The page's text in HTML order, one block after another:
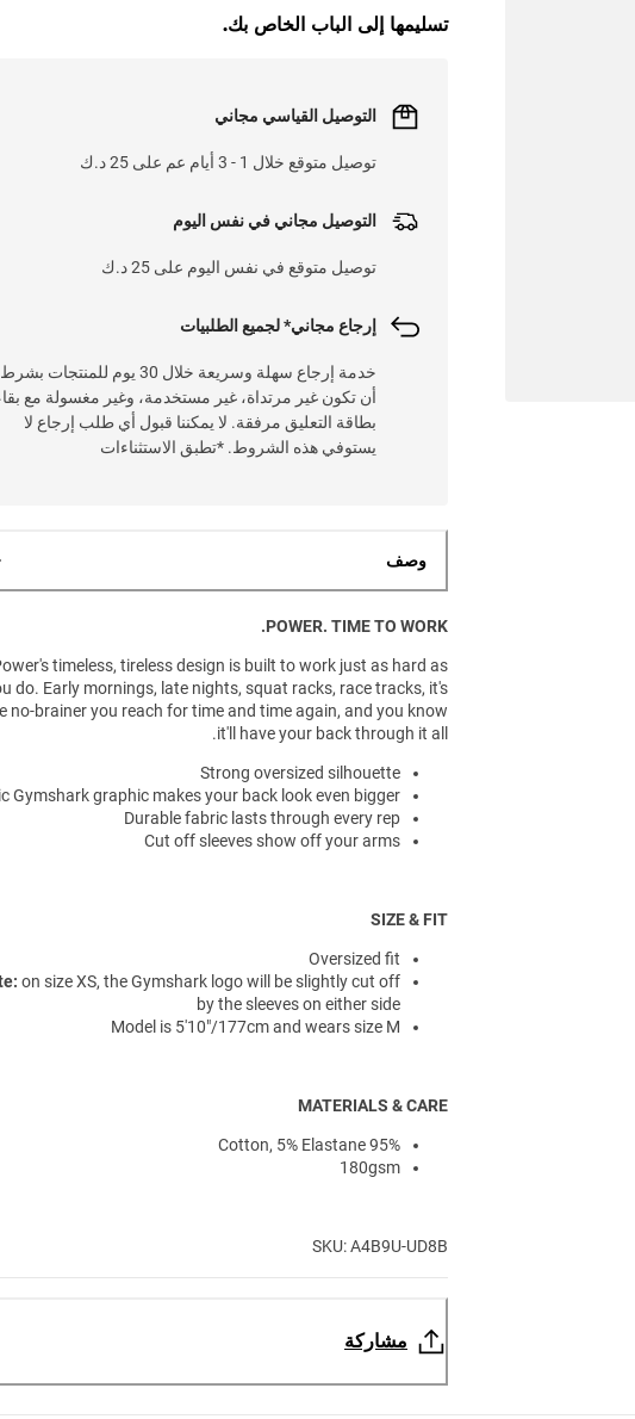
تسليمها إلى الباب الخاص بك.
التوصيل القياسي مجاني
توصيل متوقع خلال 1 - 3 أيام عم على 25 د.ك
التوصيل مجاني في نفس اليوم
توصيل متوقع في نفس اليوم على 25 د.ك
إرجاع مجاني* لجميع الطلبيات
خدمة إرجاع سهلة وسريعة خلال 30 يوم للمنتجات بشرط
أن تكون غير مرتداة، غير مستخدمة، وغير مغسولة مع
بطاقة التعليق مرفقة. لا يمكننا قبول أي طلب إرجاع لا
يستوفي هذه الشروط. *تطبق الاستثناءات
وصف
POWER. TIME TO WORK.
timeless, tireless design is built to work just as hard as
do. Early mornings, late nights, squat racks, race tracks, it's
no-brainer you reach for time and time again, and you know
it'll have your back through it all.
Strong oversized silhouette
Gymshark graphic makes your back look even bigger
Durable fabric lasts through every rep
Cut off sleeves show off your arms
SIZE & FIT
Oversized fit
on size XS, the Gymshark logo will be slightly cut off
by the sleeves on either side
Model is 5'10"/177cm and wears size M
MATERIALS & CARE
95% Cotton, 5% Elastane
180gsm
SKU: A4B9U-UD8B
مشاركة